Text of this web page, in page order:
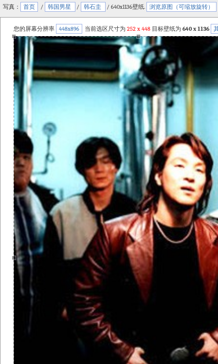
写真： 首页 / 韩国男星 / 韩石圭 / 640x1136壁纸. 浏览原图（可缩放旋转）
您的屏幕分辨率 448x896 当前选区尺寸为 252 x 448 目标壁纸为 640 x 1136